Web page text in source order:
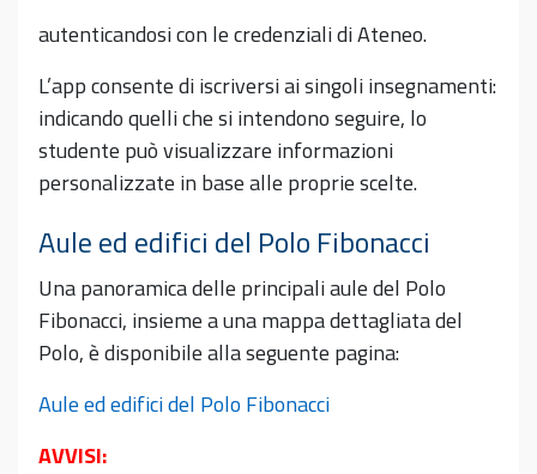
autenticandosi con le credenziali di Ateneo.
L’app consente di iscriversi ai singoli insegnamenti:
indicando quelli che si intendono seguire, lo
studente può visualizzare informazioni
personalizzate in base alle proprie scelte.
Aule ed edifici del Polo Fibonacci
Una panoramica delle principali aule del Polo
Fibonacci, insieme a una mappa dettagliata del
Polo, è disponibile alla seguente pagina:
Aule ed edifici del Polo Fibonacci
AVVISI: